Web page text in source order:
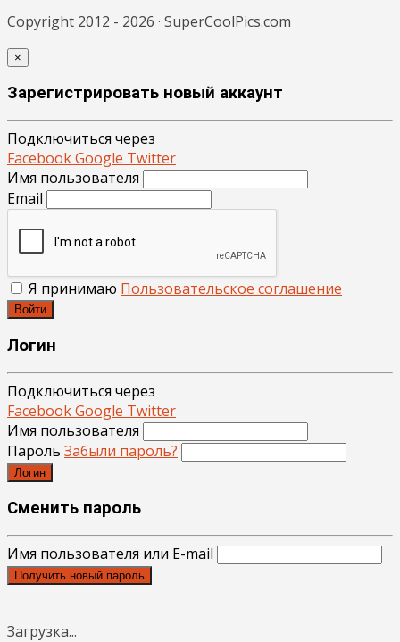
Copyright 2012 - 2026 · SuperCoolPics.com
×
Зарегистрировать новый аккаунт
Подключиться через
FacebookGoogle Twitter
Имя пользователя
Email
Я принимаю Пользовательское соглашение
Войти
Логин
Подключиться через
FacebookGoogle Twitter
Имя пользователя
Пароль Забыли пароль?
Логин
Сменить пароль
Имя пользователя или E-mail
Получить новый пароль
Загрузка...